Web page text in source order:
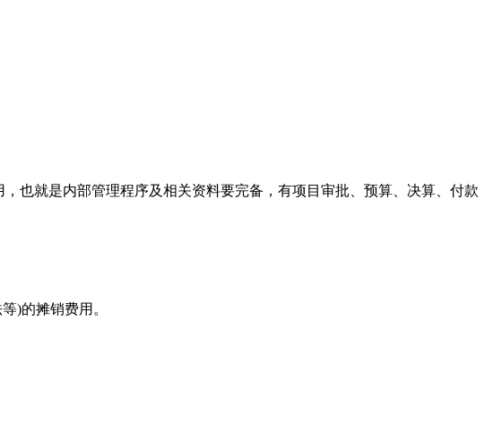
也就是内部管理程序及相关资料要完备，有项目审批、预算、决算、付款
)的摊销费用。